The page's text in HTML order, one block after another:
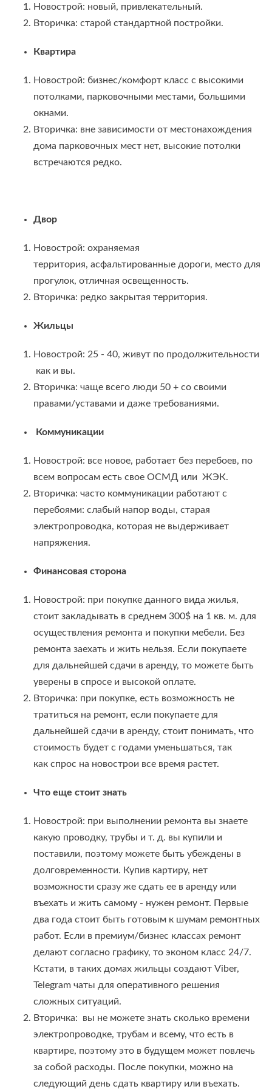
Новострой: новый, привлекательный.
Вторичка: старой стандартной постройки.
Квартира
Новострой: бизнес/комфорт класс с высокими
потолками, парковочными местами, большими
окнами.
Вторичка: вне зависимости от местонахождения
дома парковочных мест нет, высокие потолки
встречаются редко.
Двор
Новострой: охраняемая
территория, асфальтированные дороги, место для
прогулок, отличная освещенность.
Вторичка: редко закрытая территория.
Жильцы
Новострой: 25 - 40, живут по продолжительности
как и вы.
Вторичка: чаще всего люди 50 + со своими
правами/уставами и даже требованиями.
Коммуникации
Новострой: все новое, работает без перебоев, по
всем вопросам есть свое ОСМД или ЖЭК.
Вторичка: часто коммуникации работают с
перебоями: слабый напор воды, старая
электропроводка, которая не выдерживает
напряжения.
Финансовая сторона
Новострой: при покупке данного вида жилья,
стоит закладывать в среднем 300$ на 1 кв. м. для
осуществления ремонта и покупки мебели. Без
ремонта заехать и жить нельзя. Если покупаете
для дальнейшей сдачи в аренду, то можете быть
уверены в спросе и высокой оплате.
Вторичка: при покупке, есть возможность не
тратиться на ремонт, если покупаете для
дальнейшей сдачи в аренду, стоит понимать, что
стоимость будет с годами уменьшаться, так
как спрос на новострои все время растет.
Что еще стоит знать
Новострой: при выполнении ремонта вы знаете
какую проводку, трубы и т. д. вы купили и
поставили, поэтому можете быть убеждены в
долговременности. Купив картиру, нет
возможности сразу же сдать ее в аренду или
въехать и жить самому - нужен ремонт. Первые
два года стоит быть готовым к шумам ремонтных
работ. Если в премиум/бизнес классах ремонт
делают согласно графику, то эконом класс 24/7.
Кстати, в таких домах жильцы создают Viber,
Telegram чаты для оперативного решения
сложных ситуаций.
Вторичка: вы не можете знать сколько времени
электропроводке, трубам и всему, что есть в
квартире, поэтому это в будущем может повлечь
за собой расходы. После покупки, можно на
следующий день сдать квартиру или въехать.